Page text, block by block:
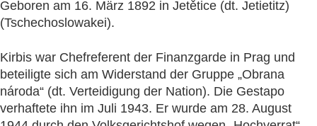
Geboren am 16. März 1892 in Jetětice (dt. Jetietitz)
(Tschechoslowakei).
Kirbis war Chefreferent der Finanzgarde in Prag und
beteiligte sich am Widerstand der Gruppe „Obrana
národa“ (dt. Verteidigung der Nation). Die Gestapo
verhaftete ihn im Juli 1943. Er wurde am 28. August